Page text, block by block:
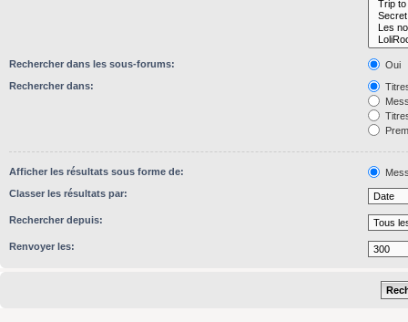
Rechercher dans les sous-forums:
Oui
Rechercher dans:
Afficher les résultats sous forme de:
Classer les résultats par:
Rechercher depuis:
Renvoyer les: